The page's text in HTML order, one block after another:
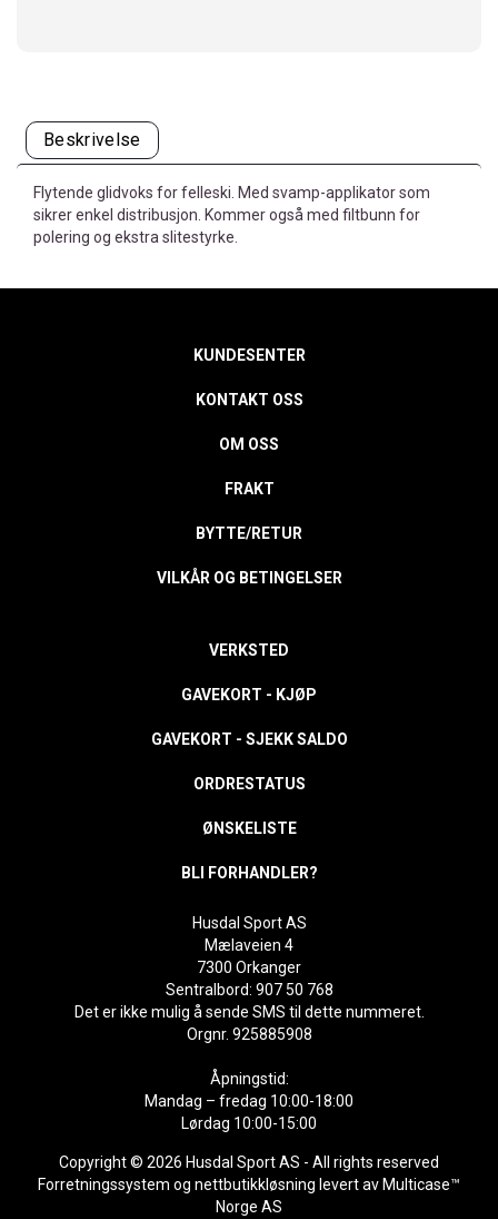
Beskrivelse
Flytende glidvoks for felleski. Med svamp-applikator som
sikrer enkel distribusjon. Kommer også med filtbunn for
polering og ekstra slitestyrke.
KUNDESENTER
KONTAKT OSS
OM OSS
FRAKT
BYTTE/RETUR
VILKÅR OG BETINGELSER
VERKSTED
GAVEKORT - KJØP
GAVEKORT - SJEKK SALDO
ORDRESTATUS
ØNSKELISTE
BLI FORHANDLER?
Husdal Sport AS
Mælaveien 4
7300 Orkanger
Sentralbord: 907 50 768
Det er ikke mulig å sende SMS til dette nummeret.
Orgnr. 925885908
Åpningstid:
Mandag – fredag 10:00-18:00
Lørdag 10:00-15:00
Copyright © 2026 Husdal Sport AS - All rights reserved
Forretningssystem og nettbutikkløsning levert av Multicase™
Norge AS